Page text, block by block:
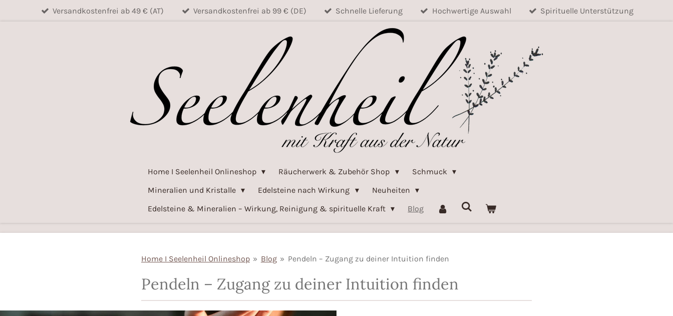
Versandkostenfrei ab 49 € (AT) Versandkostenfrei ab 99 € (DE) Schnelle Lieferung Hochwertige Auswahl Spirituelle Unterstützung
Home I Seelenheil Onlineshop Räucherwerk & Zubehör Shop
Schmuck
Mineralien und Kristalle
Edelsteine nach Wirkung
Neuheiten
Edelsteine & Mineralien – Wirkung, Reinigung & spirituelle Kraft
Blog
Home I Seelenheil Onlineshop » Blog » Pendeln – Zugang zu deiner Intuition finden
Pendeln – Zugang zu deiner Intuition finden